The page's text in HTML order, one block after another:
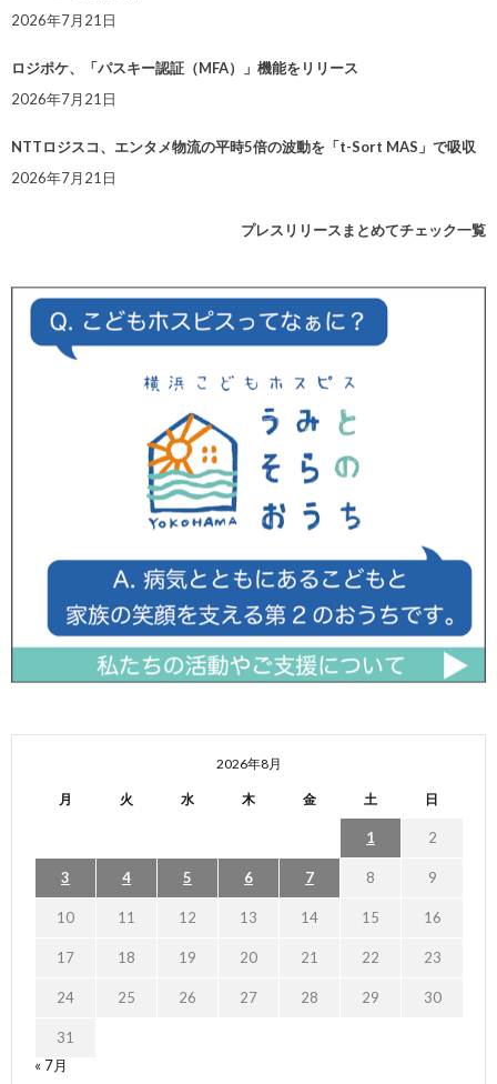
2026年7月21日
ロジポケ、「パスキー認証（MFA）」機能をリリース
2026年7月21日
NTTロジスコ、エンタメ物流の平時5倍の波動を「t-Sort MAS」で吸収
2026年7月21日
プレスリリースまとめてチェック一覧
2026年8月
月 火 水 木 金 土 日
1 2
3 4 5 6 7 8 9
10 11 12 13 14 15 16
17 18 19 20 21 22 23
24 25 26 27 28 29 30
31
« 7月